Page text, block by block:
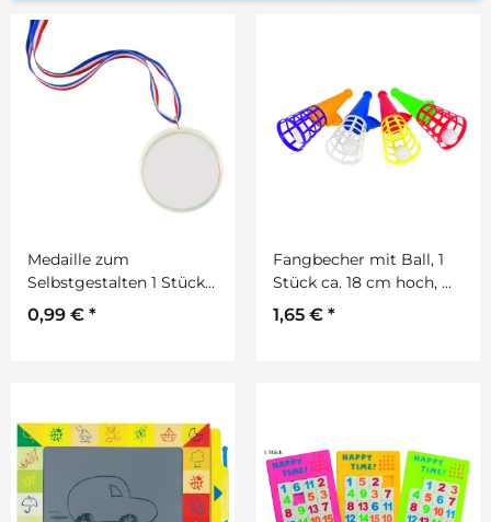
Medaille zum
Selbstgestalten 1 Stück
D: 6 cm, Band 40 cm
lang.
0,99 € *
Fangbecher mit Ball, 1
Stück ca. 18 cm hoch, D:
ca. 8 cm.
1,65 € *